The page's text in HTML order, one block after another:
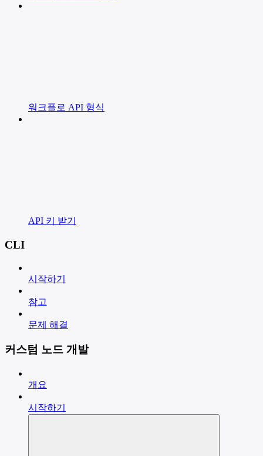
워크플로 API 형식
API 키 받기
CLI
시작하기
참고
문제 해결
커스텀 노드 개발
개요
시작하기